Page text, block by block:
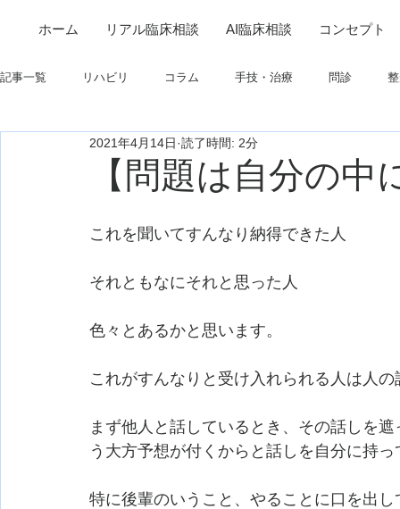
ホーム リアル臨床相談 AI臨床相談 コンセプト
記事一覧 リハビリ コラム 手技・治療 問診
制度関連 学会・研究関連
【問題は自分の中
2021年4月14日 読了時間: 2分
これを聞いてすんなり納得できた人
それともなにそれと思った人
色々とあるかと思います。
これがすんなりと受け入れられる人は人
まず他人と話しているとき、その話しを
う大方予想が付くからと話しを自分に持
特に後輩のいうこと、やることに口を出し